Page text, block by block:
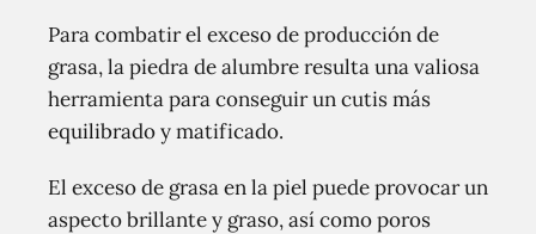
Para combatir el exceso de producción de
grasa, la piedra de alumbre resulta una valiosa
herramienta para conseguir un cutis más
equilibrado y matificado.
El exceso de grasa en la piel puede provocar un
aspecto brillante y graso, así como poros